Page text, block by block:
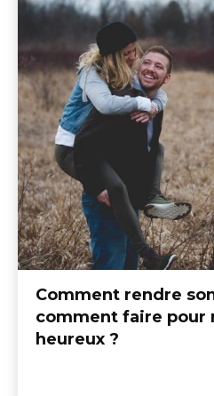
Comment rendre
comment faire pour
heureux ?